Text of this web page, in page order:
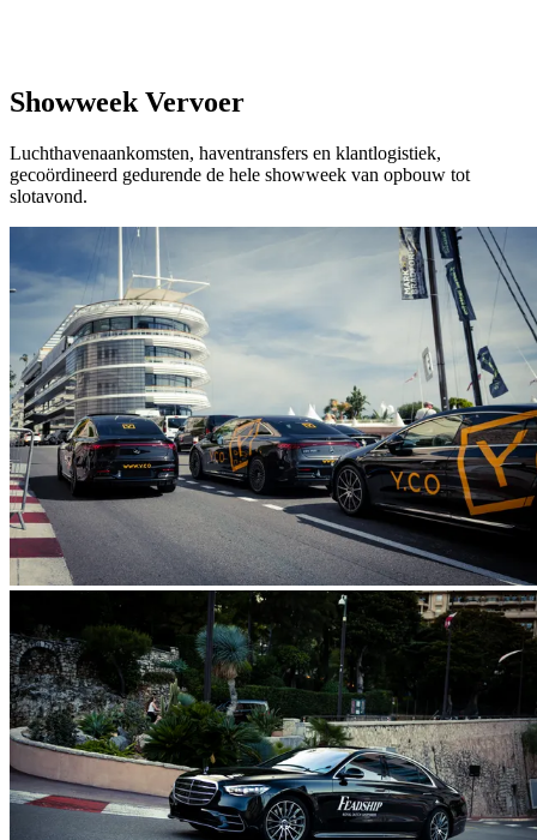
Showweek Vervoer
Luchthavenaankomsten, haventransfers en klantlogistiek,
gecoördineerd gedurende de hele showweek van opbouw tot
slotavond.